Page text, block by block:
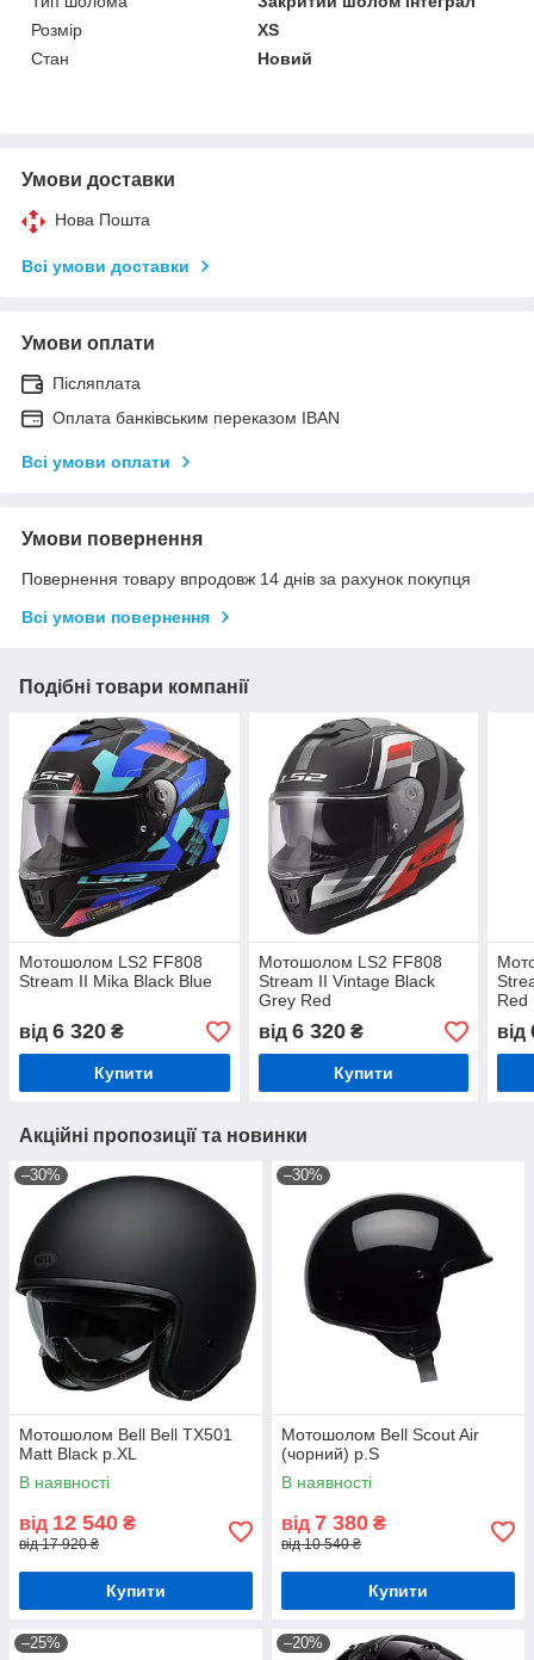
Розмір
XS
Стан
Новий
Умови доставки
Нова Пошта
Всі умови доставки
Умови оплати
Післяплата
Оплата банківським переказом IBAN
Всі умови оплати
Умови повернення
Повернення товару впродовж 14 днів за рахунок покупця
Всі умови повернення
Подібні товари компанії
Мотошолом LS2 FF808
Stream II Mika Black Blue
від 6 320 ₴
Купити
Мотошолом LS2 FF808
Stream II Vintage Black
Grey Red
від 6 320₴
Купити
Red
від
Акційні пропозиції та новинки
–30%
Мотошолом Bell Bell TX501
Matt Black р.XL
В наявності
від 12 540 ₴
від 17 920 ₴
Купити
–30%
Мотошолом Bell Scout Air
(чорний) р.S
В наявності
від 7 380 ₴
від 10 540 ₴
Купити
–25% –20%